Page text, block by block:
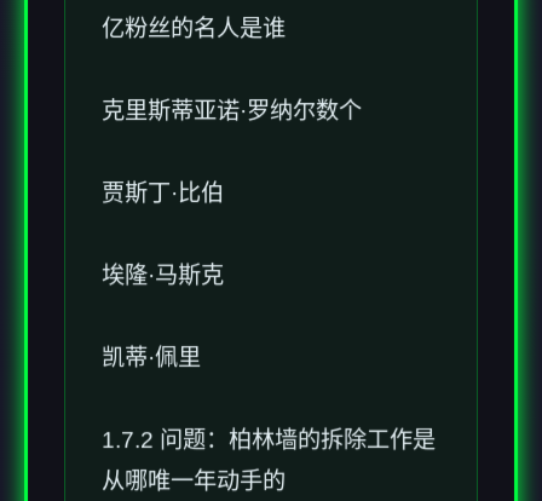
亿粉丝的名人是谁
克里斯蒂亚诺·罗纳尔数个
贾斯丁·比伯
埃隆·马斯克
凯蒂·佩里
1.7.2 问题：柏林墙的拆除工作是
从哪唯一年动手的